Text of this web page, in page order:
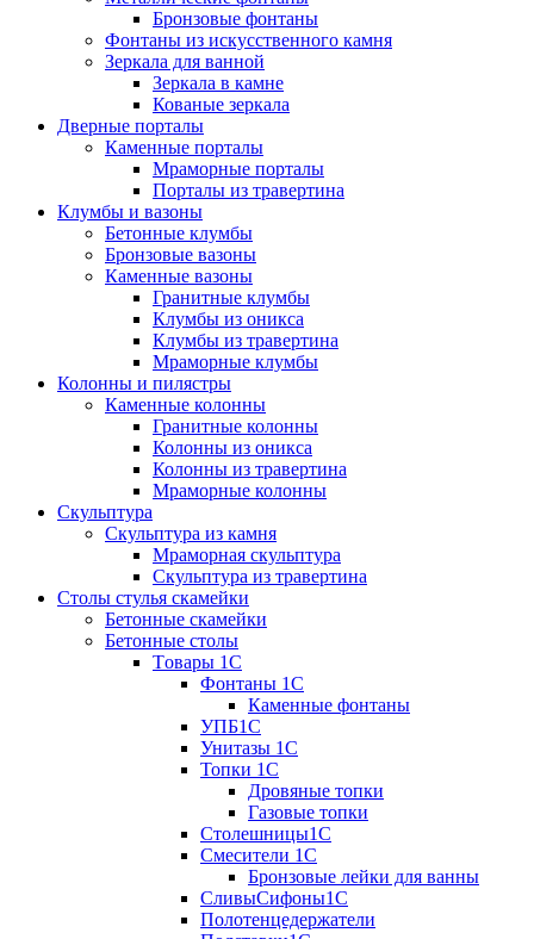
Бронзовые фонтаны
Фонтаны из искусственного камня
Зеркала для ванной
Зеркала в камне
Кованые зеркала
Дверные порталы
Каменные порталы
Мраморные порталы
Порталы из травертина
Клумбы и вазоны
Бетонные клумбы
Бронзовые вазоны
Каменные вазоны
Гранитные клумбы
Клумбы из оникса
Клумбы из травертина
Мраморные клумбы
Колонны и пилястры
Каменные колонны
Гранитные колонны
Колонны из оникса
Колонны из травертина
Мраморные колонны
Скульптура
Скульптура из камня
Мраморная скульптура
Скульптура из травертина
Столы стулья скамейки
Бетонные скамейки
Бетонные столы
Tовары 1C
Фонтаны 1C
Каменные фонтаны
УПБ1С
Унитазы 1С
Топки 1С
Дровяные топки
Газовые топки
Столешницы1С
Смесители 1С
Бронзовые лейки для ванны
СливыСифоны1С
Полотенцедержатели